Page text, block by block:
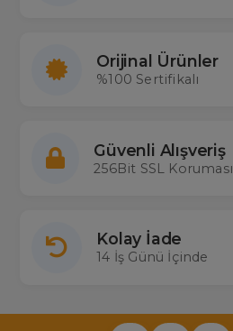
Orijinal Ürünler
%100 Sertifikalı
Güvenli Alışveriş
256Bit SSL Koruması
Kolay İade
14 İş Günü İçinde